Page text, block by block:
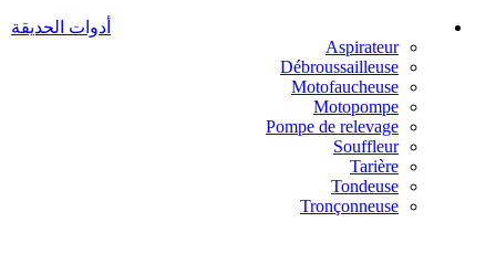
أدوات الحديقة
Aspirateur
Débroussailleuse
Motofaucheuse
Motopompe
Pompe de relevage
Souffleur
Tarière
Tondeuse
Tronçonneuse